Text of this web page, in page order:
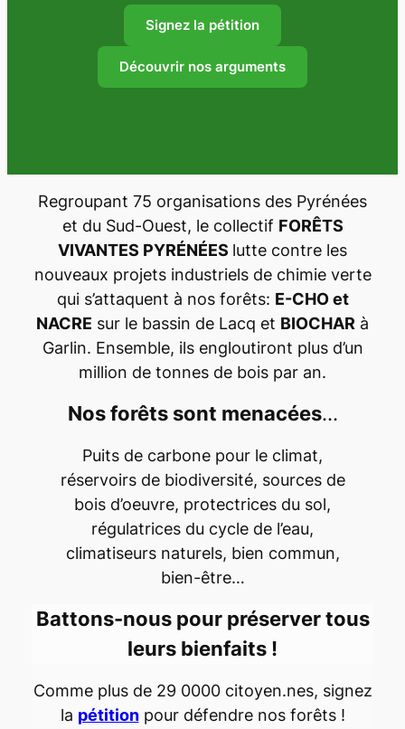
Signez la pétition
Découvrir nos arguments
Regroupant 75 organisations des Pyrénées
et du Sud-Ouest, le collectif FORÊTS
VIVANTES PYRÉNÉES lutte contre les
nouveaux projets industriels de chimie verte
qui s’attaquent à nos forêts: E-CHO et
NACRE sur le bassin de Lacq et BIOCHAR à
Garlin. Ensemble, ils engloutiront plus d’un
million de tonnes de bois par an.
Nos forêts sont menacées…
Puits de carbone pour le climat,
réservoirs de biodiversité, sources de
bois d’oeuvre, protectrices du sol,
régulatrices du cycle de l’eau,
climatiseurs naturels, bien commun,
bien-être…
Battons-nous pour préserver tous
leurs bienfaits !
Comme plus de 29 0000 citoyen.nes, signez
la pétitionpour défendre nos forêts !